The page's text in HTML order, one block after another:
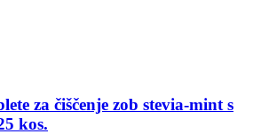
za čiščenje zob stevia-​mint s
kos.